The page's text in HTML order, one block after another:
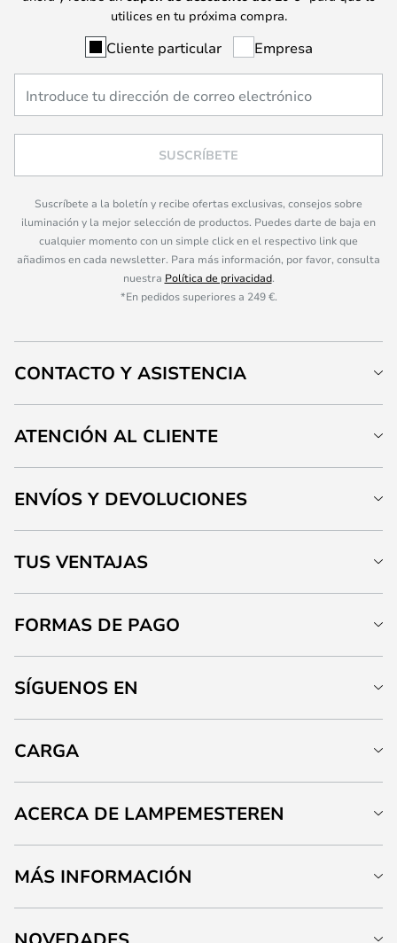
utilices en tu próxima compra.
Cliente particular Empresa
SUSCRÍBETE
Suscríbete a la boletín y recibe ofertas exclusivas, consejos sobre
iluminación y la mejor selección de productos. Puedes darte de baja en
cualquier momento con un simple click en el respectivo link que
añadimos en cada newsletter. Para más información, por favor, consulta
nuestra Política de privacidad.
*En pedidos superiores a 249 €.
CONTACTO Y ASISTENCIA
ATENCIÓN AL CLIENTE
ENVÍOS Y DEVOLUCIONES
TUS VENTAJAS
FORMAS DE PAGO
SÍGUENOS EN
CARGA
ACERCA DE LAMPEMESTEREN
MÁS INFORMACIÓN